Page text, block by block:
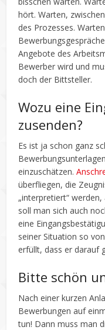
hört. Warten,
des Prozesses.
Angebote des
Bewerber wird und
doch der Bittsteller.
Wozu eine
zusenden?
Es ist ja schon ganz
einzuschätzen.
überfliegen, die
„interpretiert“
soll man sich auch
eine
seiner Situation so
erfüllt, dass er darauf
Bitte schön
Nach einer kurzen
Bewerbungen auf
tun! Dann muss man